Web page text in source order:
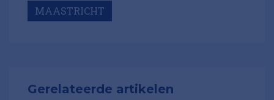
MAASTRICHT
Gerelateerde artikelen